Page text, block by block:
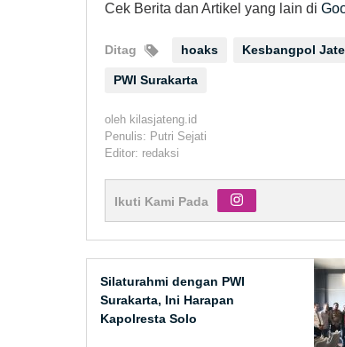
Cek Berita dan Artikel yang lain di
Ditag hoaks Kesbangpol
PWI Surakarta
oleh kilasjateng.id
Penulis: Putri Sejati
Editor: redaksi
Ikuti Kami Pada
Silaturahmi dengan PWI
Surakarta, Ini Harapan
Kapolresta Solo